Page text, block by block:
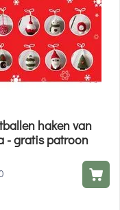
haken van
- gratis patroon